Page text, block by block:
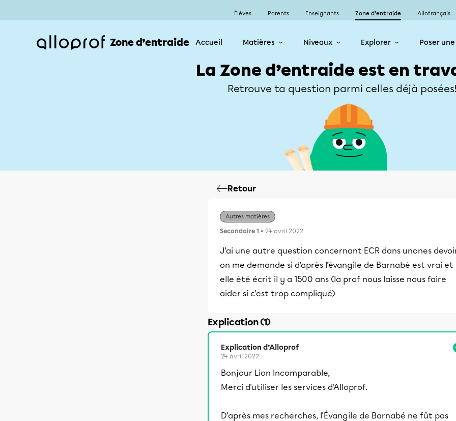
Élèves Parents Enseignants Zone d’entraide Allofrançais
Zone d’entraide Accueil Matières Niveaux Explorer Poser
La Zone d’entraide est en
Retrouve ta question parmi celles déjà
Retour
Autres matières
Secondaire 1 • 24 avril 2022
J’ai une autre question concernant ECR dans unones
on me demande si d’après l’évangile de Barnabé est vrai et
elle été écrit il y a 1500 ans (la prof nous laisse nous faire
aider si c’est trop compliqué)
Explication (1)
Explication d’Alloprof
24 avril 2022
Bonjour Lion Incomparable,
Merci d'utiliser les services d'Alloprof.
D'après mes recherches, l'Évangile de Barnabé ne fût pas